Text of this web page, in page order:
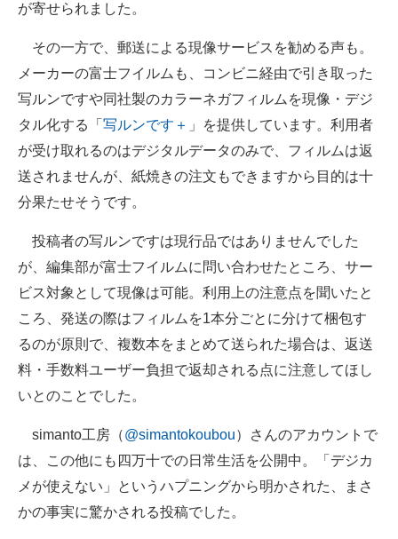
が寄せられました。
その一方で、郵送による現像サービスを勧める声も。
メーカーの富士フイルムも、コンビニ経由で引き取った
写ルンですや同社製のカラーネガフィルムを現像・デジ
タル化する「 写ルンです＋ 」を提供しています。利用者
が受け取れるのはデジタルデータのみで、フィルムは返
送されませんが、紙焼きの注文もできますから目的は十
分果たせそうです。
投稿者の写ルンですは現行品ではありませんでした
が、編集部が富士フイルムに問い合わせたところ、サー
ビス対象として現像は可能。利用上の注意点を聞いたと
ころ、発送の際はフィルムを1本分ごとに分けて梱包す
るのが原則で、複数本をまとめて送られた場合は、返送
料・手数料ユーザー負担で返却される点に注意してほし
いとのことでした。
simanto工房（@simantokoubou）さんのアカウントで
は、この他にも四万十での日常生活を公開中。「デジカ
メが使えない」というハプニングから明かされた、まさ
かの事実に驚かされる投稿でした。